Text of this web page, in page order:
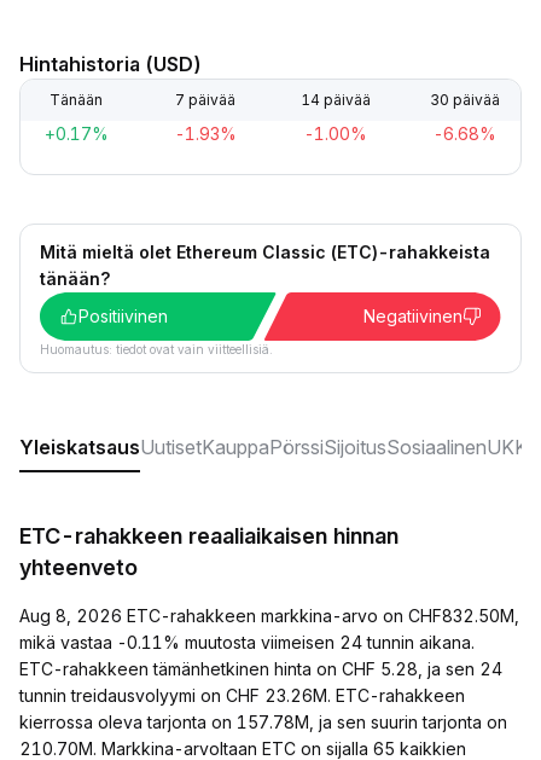
Hintahistoria (USD)
Tänään 7 päivää 14 päivää 30 päivää
+0.17% -1.93% -1.00% -6.68%
Mitä mieltä olet Ethereum Classic (ETC)-rahakkeista
tänään?
Positiivinen
Negatiivinen
Huomautus: tiedot ovat vain viitteellisiä.
YleiskatsausUutisetKauppaPörssiSijoitusSosiaalinenUKK:t
ETC-rahakkeen reaaliaikaisen hinnan
yhteenveto
Aug 8, 2026 ETC-rahakkeen markkina-arvo on CHF832.50M,
mikä vastaa -0.11% muutosta viimeisen 24 tunnin aikana.
ETC-rahakkeen tämänhetkinen hinta on CHF 5.28, ja sen 24
tunnin treidausvolyymi on CHF 23.26M. ETC-rahakkeen
kierrossa oleva tarjonta on 157.78M, ja sen suurin tarjonta on
210.70M. Markkina-arvoltaan ETC on sijalla 65 kaikkien